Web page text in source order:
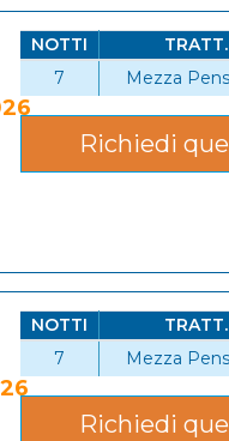
NOTTI TRATT.
7
Mezza
Richiedi
NOTTI TRATT.
7
Mezza
Richiedi